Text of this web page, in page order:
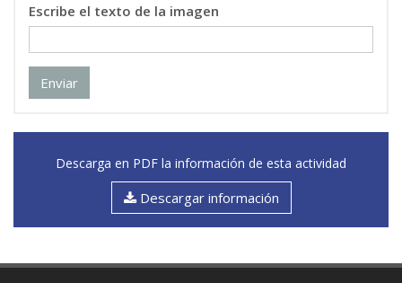
Escribe el texto de la imagen
Enviar
Descarga en PDF la información de esta actividad
Descargar información